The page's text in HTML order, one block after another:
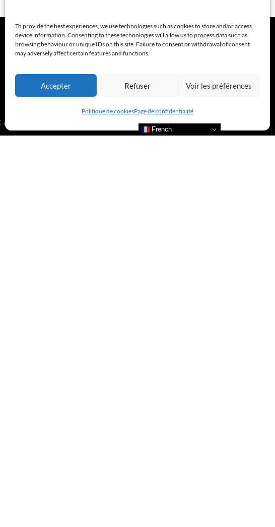
To provide the best experiences, we use technologies such as cookies to store and/or access
device information. Consenting to these technologies will allow us to process data such as
browsing behaviour or unique IDs on this site. Failure to consent or withdrawal of consent
may adversely affect certain features and functions.
Accepter Refuser Voir les préférences
Politique de cookiesPage de confidentialité
French